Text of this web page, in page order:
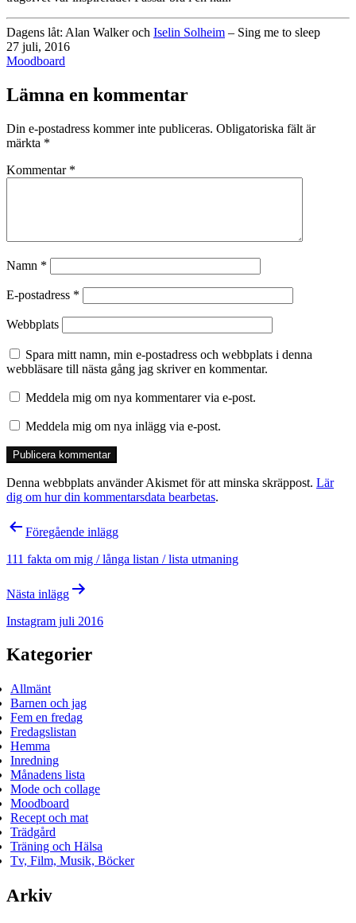
Dagens låt: Alan Walker och Iselin Solheim – Sing me to sleep
Publicerat
den
27 juli, 2016
Kategoriserat
Moodboard
Lämna en kommentar
Din e-postadress kommer inte publiceras. Obligatoriska fält är
märkta *
Kommentar *
Namn *
E-postadress *
Webbplats
Spara mitt namn, min e-postadress och webbplats i denna
webbläsare till nästa gång jag skriver en kommentar.
Meddela mig om nya kommentarer via e-post.
Meddela mig om nya inlägg via e-post.
Denna webbplats använder Akismet för att minska skräppost. Lär
dig om hur din kommentarsdata bearbetas.
Inläggsnavigering
Föregående inlägg
111 fakta om mig / långa listan / lista utmaning
Nästa inlägg
Instagram juli 2016
Kategorier
Allmänt
Barnen och jag
Fem en fredag
Fredagslistan
Hemma
Inredning
Månadens lista
Mode och collage
Moodboard
Recept och mat
Trädgård
Träning och Hälsa
Tv, Film, Musik, Böcker
Arkiv